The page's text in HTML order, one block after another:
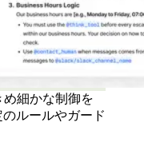
細かな制御を
ルールやガード